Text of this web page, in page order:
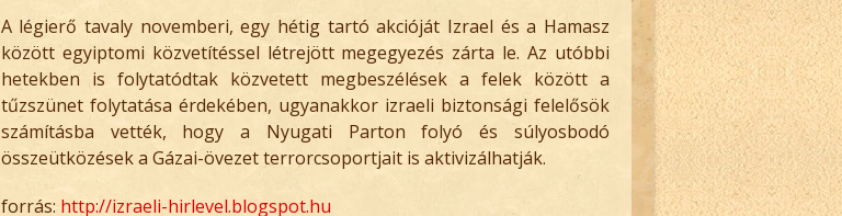
A légierő tavaly novemberi, egy hétig tartó akcióját Izrael és a Hamasz
között egyiptomi közvetítéssel létrejött megegyezés zárta le. Az utóbbi
hetekben is folytatódtak közvetett megbeszélések a felek között a
tűzszünet folytatása érdekében, ugyanakkor izraeli biztonsági felelősök
számításba vették, hogy a Nyugati Parton folyó és súlyosbodó
összeütközések a Gázai-övezet terrorcsoportjait is aktivizálhatják.
forrás: http://izraeli-hirlevel.blogspot.hu